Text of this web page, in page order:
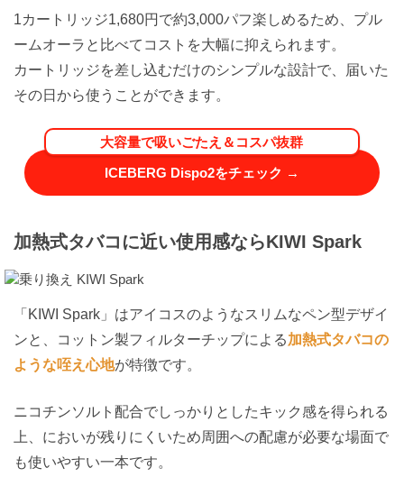
1カートリッジ1,680円で約3,000パフ楽しめるため、プル
ームオーラと比べてコストを大幅に抑えられます。
カートリッジを差し込むだけのシンプルな設計で、届いた
その日から使うことができます。
大容量で吸いごたえ＆コスパ抜群
ICEBERG Dispo2をチェック →
加熱式タバコに近い使用感ならKIWI Spark
「KIWI Spark」はアイコスのようなスリムなペン型デザイ
ンと、コットン製フィルターチップによる加熱式タバコの
ような咥え心地が特徴です。
ニコチンソルト配合でしっかりとしたキック感を得られる
上、においが残りにくいため周囲への配慮が必要な場面で
も使いやすい一本です。